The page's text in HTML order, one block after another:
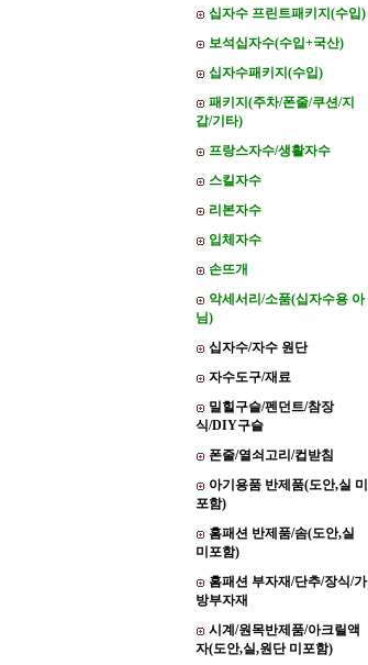
십자수 프린트패키지(수입)
보석십자수(수입+국산)
십자수패키지(수입)
패키지(주차/폰줄/쿠션/지
갑/기타)
프랑스자수/생활자수
스킬자수
리본자수
입체자수
손뜨개
악세서리/소품(십자수용 아
님)
십자수/자수 원단
자수도구/재료
밀힐구슬/펜던트/참장
식/DIY구슬
폰줄/열쇠고리/컵받침
아기용품 반제품(도안,실 미
포함)
홈패션 반제품/솜(도안,실
미포함)
홈패션 부자재/단추/장식/가
방부자재
시계/원목반제품/아크릴액
자(도안,실,원단 미포함)